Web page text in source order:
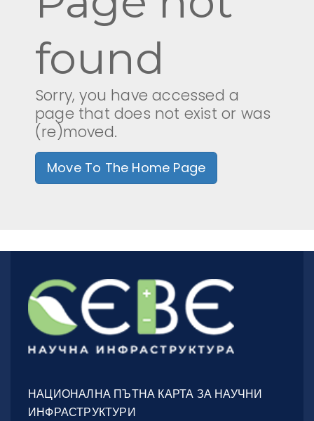
ИЕЕС - БАН
ИИХ - БАН
ИОНХ - БАН
ЦЛ СЕНЕИ - БАН
Оперативна структура
found
Sorry, you have accessed a
page that does not exist or was
(re)moved.
Move To The Home Page
НАЦИОНАЛНА ПЪТНА КАРТА ЗА НАУЧНИ
ИНФРАСТРУКТУРИ